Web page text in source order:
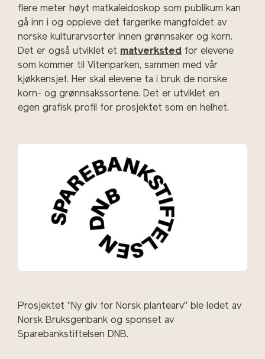
flere meter høyt matkaleidoskop som publikum kan
gå inn i og oppleve det fargerike mangfoldet av
norske kulturarvsorter innen grønnsaker og korn.
Det er også utviklet et matverksted for elevene
som kommer til Vitenparken, sammen med vår
kjøkkensjef. Her skal elevene ta i bruk de norske
korn- og grønnsakssortene. Det er utviklet en
egen grafisk profil for prosjektet som en helhet.
Prosjektet "Ny giv for Norsk plantearv" ble ledet av
Norsk Bruksgenbank og sponset av
Sparebankstiftelsen DNB.